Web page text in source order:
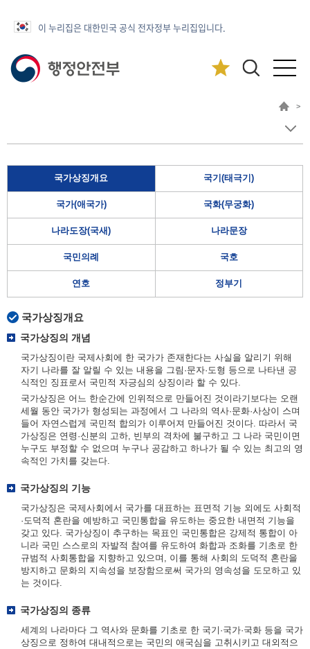
이 누리집은 대한민국 공식 전자정부 누리집입니다.
>
국가상징개요 국기(태극기)
국가(애국가) 국화(무궁화)
나라도장(국새) 나라문장
국민의례 국호
연호 정부기
국가상징개요
국가상징의 개념
국가상징이란 국제사회에 한 국가가 존재한다는 사실을 알리기 위해
자기 나라를 잘 알릴 수 있는 내용을 그림·문자·도형 등으로 나타낸 공
식적인 징표로서 국민적 자긍심의 상징이라 할 수 있다.
국가상징은 어느 한순간에 인위적으로 만들어진 것이라기보다는 오랜
세월 동안 국가가 형성되는 과정에서 그 나라의 역사·문화·사상이 스며
들어 자연스럽게 국민적 합의가 이루어져 만들어진 것이다. 따라서 국
가상징은 연령·신분의 고하, 빈부의 격차에 불구하고 그 나라 국민이면
누구도 부정할 수 없으며 누구나 공감하고 하나가 될 수 있는 최고의 영
속적인 가치를 갖는다.
국가상징의 기능
국가상징은 국제사회에서 국가를 대표하는 표면적 기능 외에도 사회적
·도덕적 혼란을 예방하고 국민통합을 유도하는 중요한 내면적 기능을
갖고 있다. 국가상징이 추구하는 목표인 국민통합은 강제적 통합이 아
니라 국민 스스로의 자발적 참여를 유도하여 화합과 조화를 기초로 한
규범적 사회통합을 지향하고 있으며, 이를 통해 사회의 도덕적 혼란을
방지하고 문화의 지속성을 보장함으로써 국가의 영속성을 도모하고 있
는 것이다.
국가상징의 종류
세계의 나라마다 그 역사와 문화를 기초로 한 국기·국가·국화 등을 국가
상징으로 정하여 대내적으로는 국민의 애국심을 고취시키고 대외적으